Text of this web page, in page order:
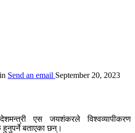
Send an email September 20, 2023
एस जयशंकरले विश्वव्यापीकरण
बताएका छन्।